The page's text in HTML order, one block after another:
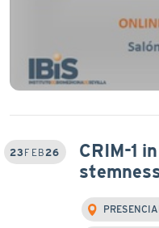
23 FEB 26
CRIM-1